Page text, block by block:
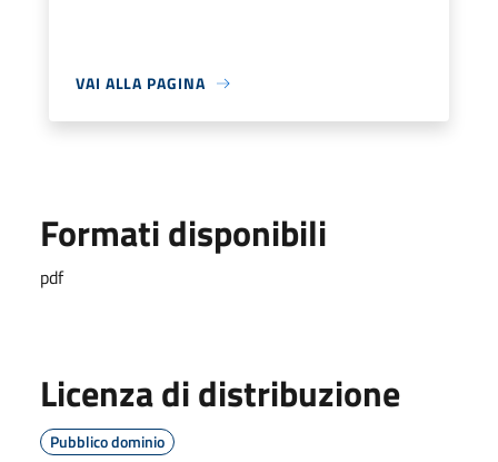
VAI ALLA PAGINA
Formati disponibili
pdf
Licenza di distribuzione
Pubblico dominio